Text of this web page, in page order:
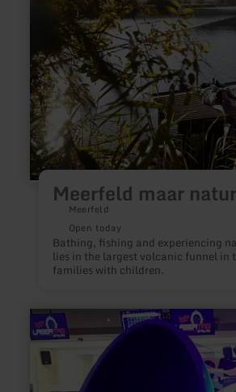
Meerfeld maar
Meerfeld
Open today
Bathing, fishing and experiencing
lies in the largest volcanic funnel in
families with children.
learn
more
about:
Lasertag
Arena